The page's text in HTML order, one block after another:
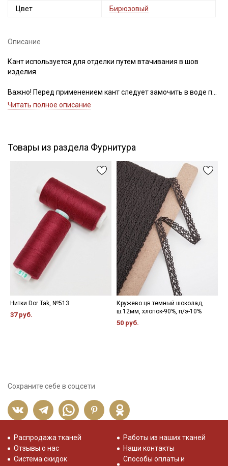
Цвет Бирюзовый
Описание
Кант используется для отделки путем втачивания в шов
изделия.
Важно! Перед применением кант следует замочить в воде при
30С – 40С для исключения дальнейшей усадки.
Читать полное описание
Товары из раздела Фурнитура
Нитки Dor Tak, №513
37 руб.
Кружево цв.темный шоколад,
ш.12мм, хлопок-90%, п/э-10%
50 руб.
Сохраните себе в соцсети
Распродажа тканей
Отзывы о нас
Система скидок
Работы из наших тканей
Наши контакты
Способы оплаты и
Ознакомлен(а) с
данных
ДаюСогласие на получение рекламных и